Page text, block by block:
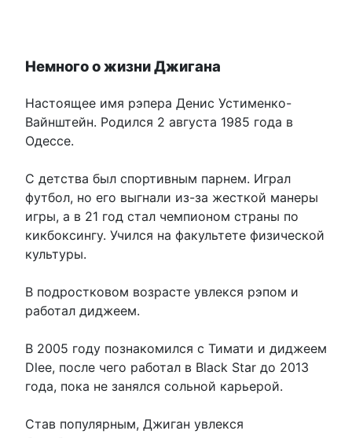
Немного о жизни Джигана
Настоящее имя рэпера Денис Устименко-
Вайнштейн. Родился 2 августа 1985 года в
Одессе.
С детства был спортивным парнем. Играл
футбол, но его выгнали из-за жесткой манеры
игры, а в 21 год стал чемпионом страны по
кикбоксингу. Учился на факультете физической
культуры.
В подростковом возрасте увлекся рэпом и
работал диджеем.
В 2005 году познакомился с Тимати и диджеем
Dlee, после чего работал в Black Star до 2013
года, пока не занялся сольной карьерой.
Став популярным, Джиган увлекся